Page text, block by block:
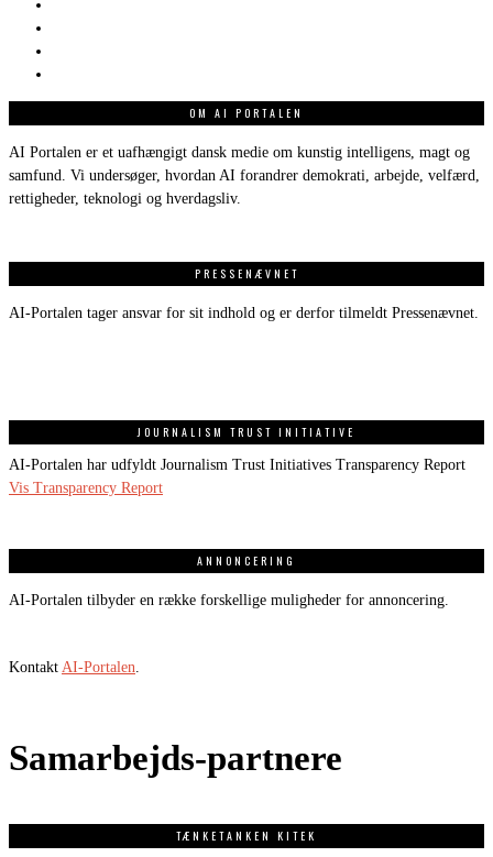
OM AI PORTALEN
AI Portalen er et uafhængigt dansk medie om kunstig intelligens, magt og
samfund. Vi undersøger, hvordan AI forandrer demokrati, arbejde, velfærd,
rettigheder, teknologi og hverdagsliv.
PRESSENÆVNET
AI-Portalen tager ansvar for sit indhold og er derfor tilmeldt Pressenævnet.
JOURNALISM TRUST INITIATIVE
AI-Portalen har udfyldt Journalism Trust Initiatives Transparency Report
Vis Transparency Report
ANNONCERING
AI-Portalen tilbyder en række forskellige muligheder for annoncering.
Kontakt AI-Portalen
Samarbejds-partnere
TÆNKETANKEN KITEK